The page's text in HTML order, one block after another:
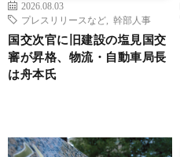
2026.08.03
プレスリリースなど
幹部人事
国交次官に旧建設の塩見国交
審が昇格、物流・自動車局長
は舟本氏